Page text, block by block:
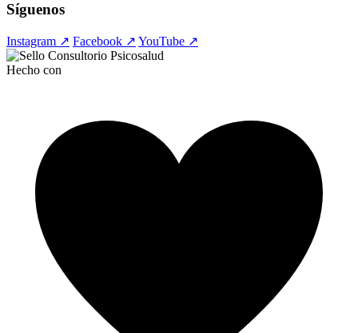
Síguenos
Instagram ↗ Facebook ↗ YouTube ↗
Hecho con